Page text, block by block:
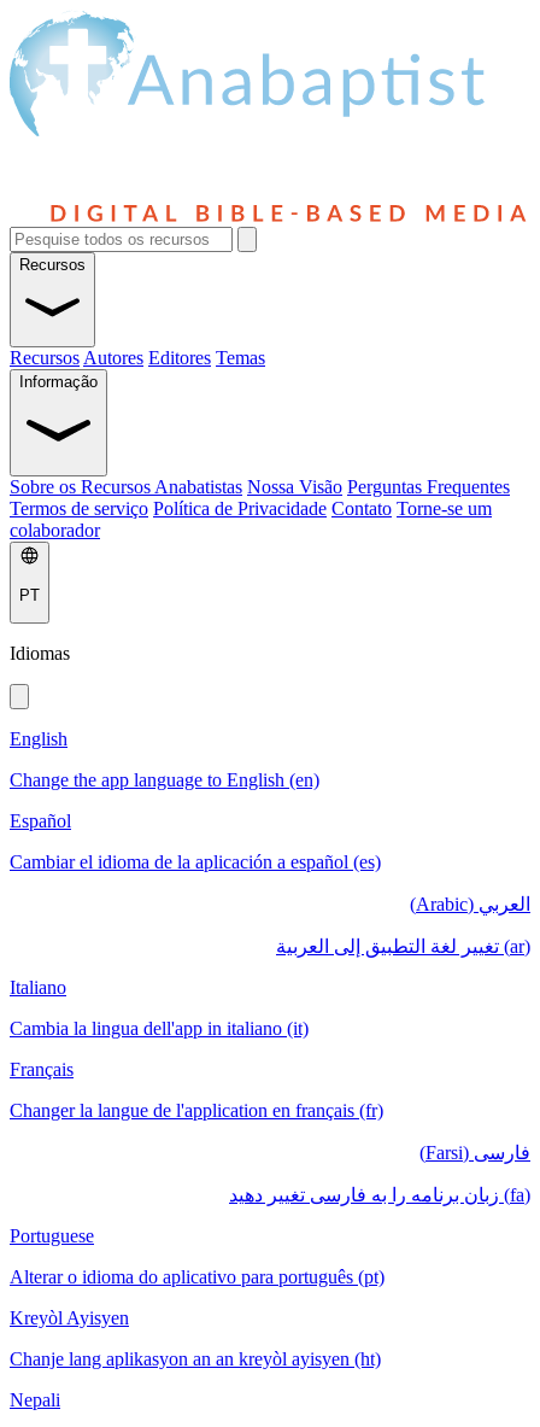
Recursos
Recursos Autores Editores Temas
Informação
Sobre os Recursos Anabatistas Nossa Visão Perguntas Frequentes
Termos de serviço Política de Privacidade Contato Torne-se um
colaborador
PT
Idiomas
English
Change the app language to English (en)
Español
Cambiar el idioma de la aplicación a español (es)
العربي (Arabic)
(ar) تغيير لغة التطبيق إلى العربية
Italiano
Cambia la lingua dell'app in italiano (it)
Français
Changer la langue de l'application en français (fr)
فارسی (Farsi)
(fa) زبان برنامه را به فارسی تغییر دهید
Portuguese
Alterar o idioma do aplicativo para português (pt)
Kreyòl Ayisyen
Chanje lang aplikasyon an an kreyòl ayisyen (ht)
Nepali